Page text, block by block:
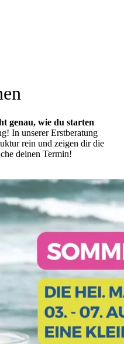
genau, wie du starten
In unserer Erstberatung
rein und zeigen dir die
deinen Termin!